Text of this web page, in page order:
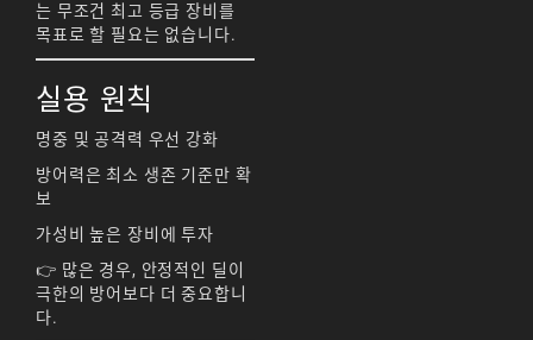
는 무조건 최고 등급 장비를
목표로 할 필요는 없습니다.
실용 원칙
명중 및 공격력 우선 강화
방어력은 최소 생존 기준만 확
보
가성비 높은 장비에 투자
👉 많은 경우, 안정적인 딜이
극한의 방어보다 더 중요합니
다.